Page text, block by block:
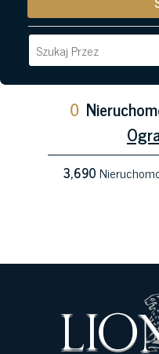
0
3,690